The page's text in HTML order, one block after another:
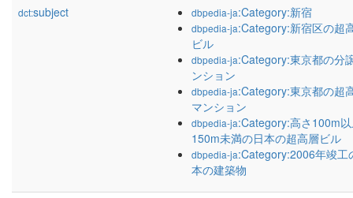
dct:subject dbpedia-ja:Category:新宿
dbpedia-ja:Category:新宿区の超
ビル
dbpedia-ja:Category:東京都の分
ンション
dbpedia-ja:Category:東京都の超
マンション
dbpedia-ja:Category:高さ100m
150m未満の日本の超高層ビル
dbpedia-ja:Category:2006年竣工
本の建築物